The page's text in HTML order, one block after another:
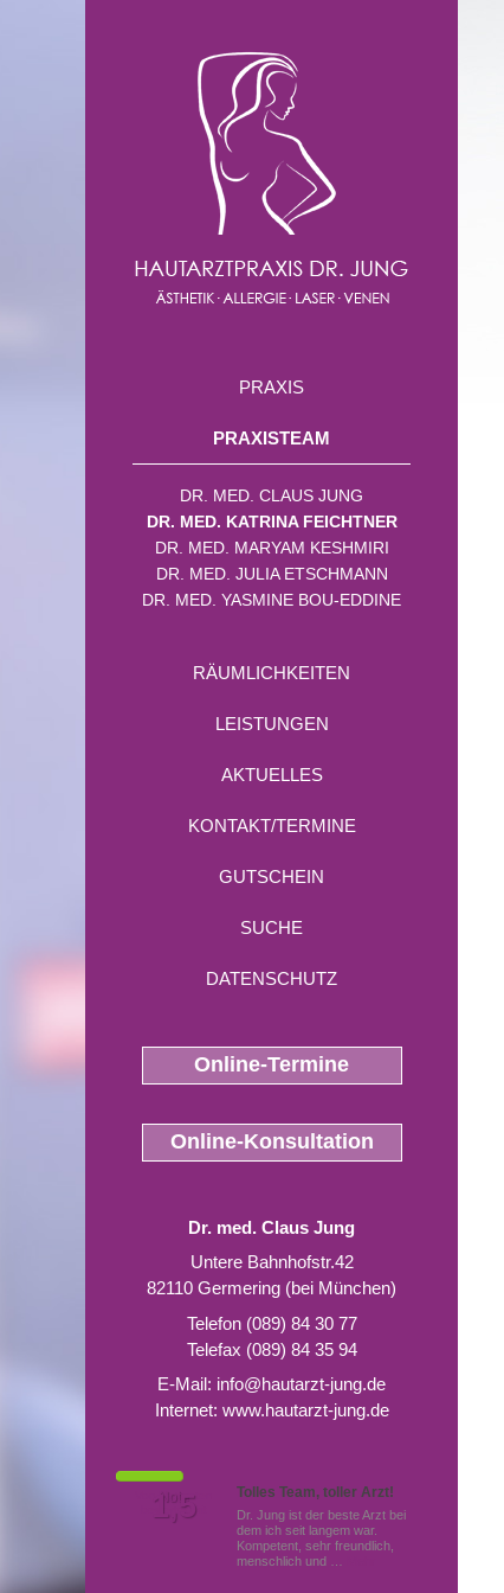
PRAXIS
PRAXISTEAM
DR. MED. CLAUS JUNG
DR. MED. KATRINA FEICHTNER
DR. MED. MARYAM KESHMIRI
DR. MED. JULIA ETSCHMANN
DR. MED. YASMINE BOU-EDDINE
RÄUMLICHKEITEN
LEISTUNGEN
AKTUELLES
KONTAKT/TERMINE
GUTSCHEIN
SUCHE
DATENSCHUTZ
Online-Termine
Online-Konsultation
Dr. med. Claus Jung
Untere Bahnhofstr.42
82110 Germering (bei München)
Telefon (089) 84 30 77
Telefax (089) 84 35 94
E-Mail: info@hautarzt-jung.de
Internet: www.hautarzt-jung.de
Tolles Team, toller Arzt!
Dr. Jung ist der beste Arzt bei
dem ich seit langem war.
Kompetent, sehr freundlich,
menschlich und …
Von Patienten
bewertet mit
Note
1,5